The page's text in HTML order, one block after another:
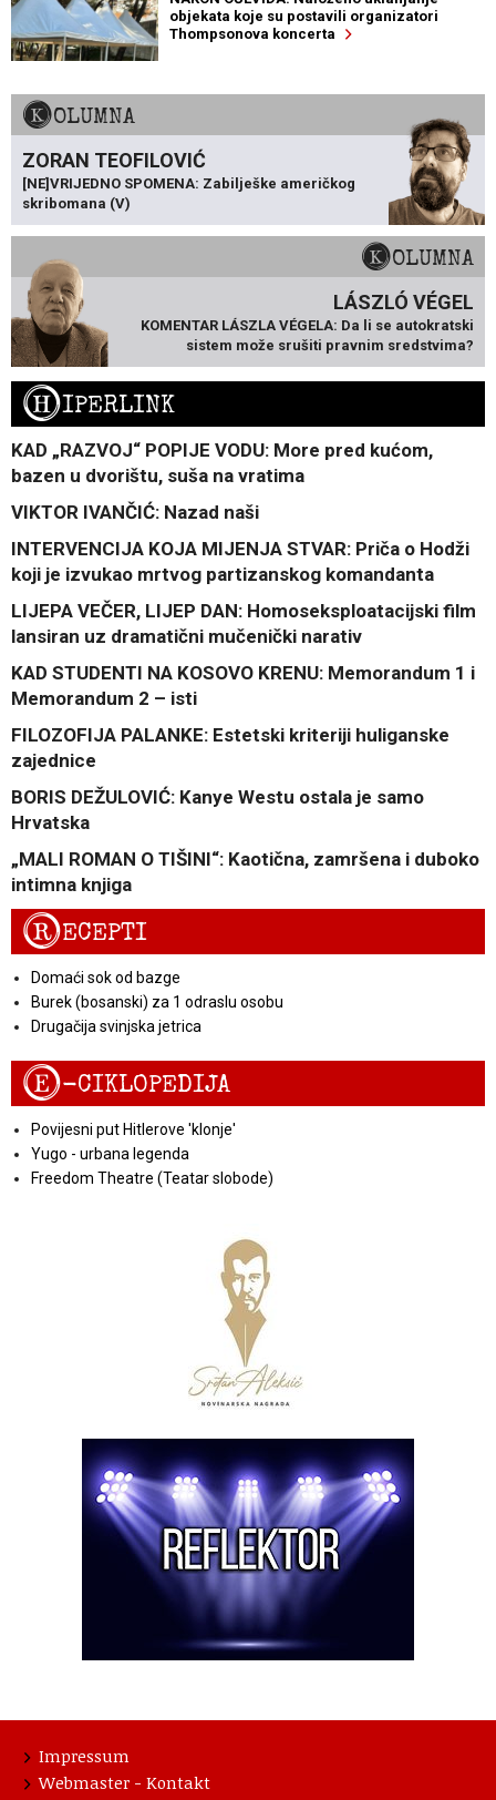
objekata koje su postavili organizatori
Thompsonova koncerta
KOLUMNA
ZORAN TEOFILOVIĆ
[NE]VRIJEDNO SPOMENA: Zabilješke američkog
skribomana (V)
KOLUMNA
LÁSZLÓ VÉGEL
KOMENTAR LÁSZLA VÉGELA: Da li se autokratski
sistem može srušiti pravnim sredstvima?
HIPERLINK
KAD „RAZVOJ“ POPIJE VODU: More pred kućom,
bazen u dvorištu, suša na vratima
VIKTOR IVANČIĆ: Nazad naši
INTERVENCIJA KOJA MIJENJA STVAR: Priča o Hodži
koji je izvukao mrtvog partizanskog komandanta
LIJEPA VEČER, LIJEP DAN: Homoseksploatacijski film
lansiran uz dramatični mučenički narativ
KAD STUDENTI NA KOSOVO KRENU: Memorandum 1 i
Memorandum 2 – isti
FILOZOFIJA PALANKE: Estetski kriteriji huliganske
zajednice
BORIS DEŽULOVIĆ: Kanye Westu ostala je samo
Hrvatska
„MALI ROMAN O TIŠINI“: Kaotična, zamršena i duboko
intimna knjiga
RECEPTI
Domaći sok od bazge
Burek (bosanski) za 1 odraslu osobu
Drugačija svinjska jetrica
E-CIKLOPEDIJA
Povijesni put Hitlerove 'klonje'
Yugo - urbana legenda
Freedom Theatre (Teatar slobode)
Impressum
Webmaster - Kontakt